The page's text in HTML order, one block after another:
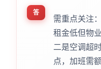
答
需重点关注
租金低但物
二是空调超
点，加班需